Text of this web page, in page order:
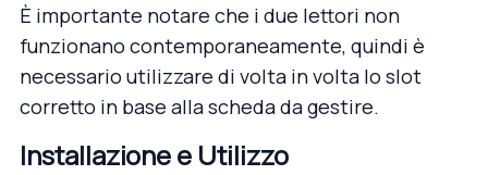
È importante notare che i due lettori non
funzionano contemporaneamente, quindi è
necessario utilizzare di volta in volta lo slot
corretto in base alla scheda da gestire.
Installazione e Utilizzo